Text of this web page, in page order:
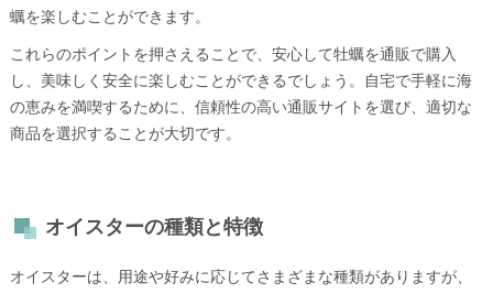
蠣を楽しむことができます。
これらのポイントを押さえることで、安心して牡蠣を通販で購入
し、美味しく安全に楽しむことができるでしょう。自宅で手軽に海
の恵みを満喫するために、信頼性の高い通販サイトを選び、適切な
商品を選択することが大切です。
オイスターの種類と特徴
オイスターは、用途や好みに応じてさまざまな種類がありますが、